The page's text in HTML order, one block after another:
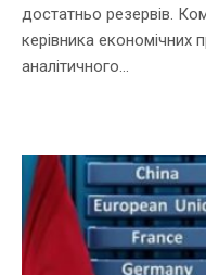
достатньо резервів.
керівника
аналітичного...